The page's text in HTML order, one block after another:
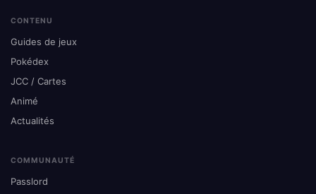
CONTENU
Guides de jeux
Pokédex
JCC / Cartes
Animé
Actualités
COMMUNAUTÉ
Passlord